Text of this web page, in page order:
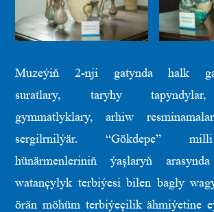
Muzeýiň 2-nji gatynda halk
suratlary, taryhy tapyndylar,
gymmatlyklary, arhiw
sergilrnilýär. “Gökdepe”
hünärmenleriniň ýaşlaryň
watançylyk terbiýesi bilen bagly
örän möhüm terbiýeçilik ähmiýetine